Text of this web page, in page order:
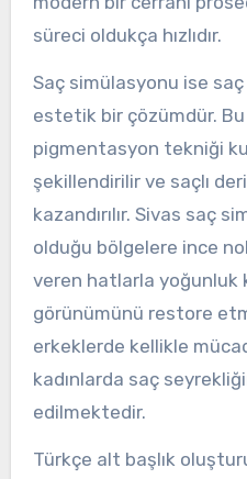
süreci oldukça hızlıdır.
Saç simülasyonu ise saç
estetik bir çözümdür.
pigmentasyon tekniği
şekillendirilir ve saçlı
kazandırılır. Sivas saç
olduğu bölgelere ince
veren hatlarla yoğunluk
görünümünü restore
erkeklerde kellikle
kadınlarda saç
edilmektedir.
Türkçe alt başlık